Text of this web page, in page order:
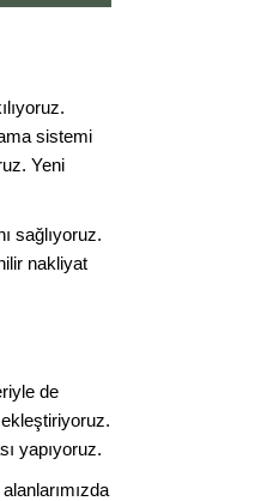
sistemi
Yeni
sağlıyoruz.
nakliyat
de
yapıyoruz.